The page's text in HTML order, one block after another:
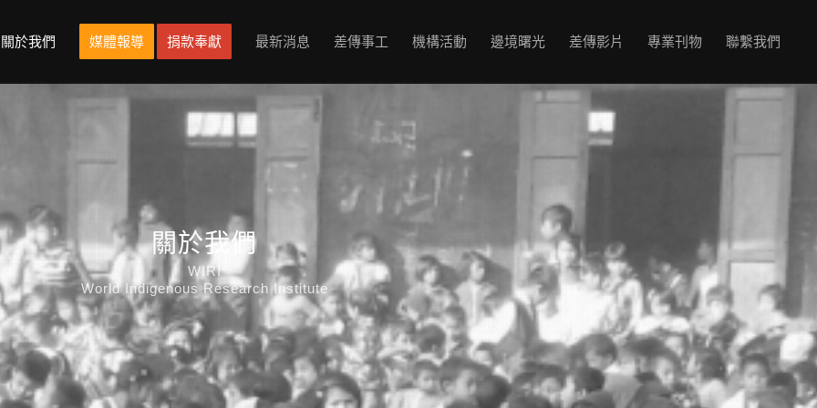
關於我們 媒體報導 捐款奉獻 最新消息 差傳事工 機構活動 邊境曙光 差傳影片 專業刊物 聯繫我們
關於我們
WIRI
World Indigenous Research Institute